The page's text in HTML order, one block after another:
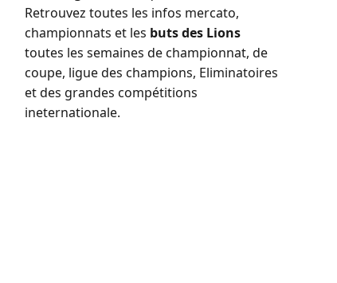
Retrouvez toutes les infos mercato,
championnats et les buts des Lions
toutes les semaines de championnat, de
coupe, ligue des champions, Eliminatoires
et des grandes compétitions
ineternationale.